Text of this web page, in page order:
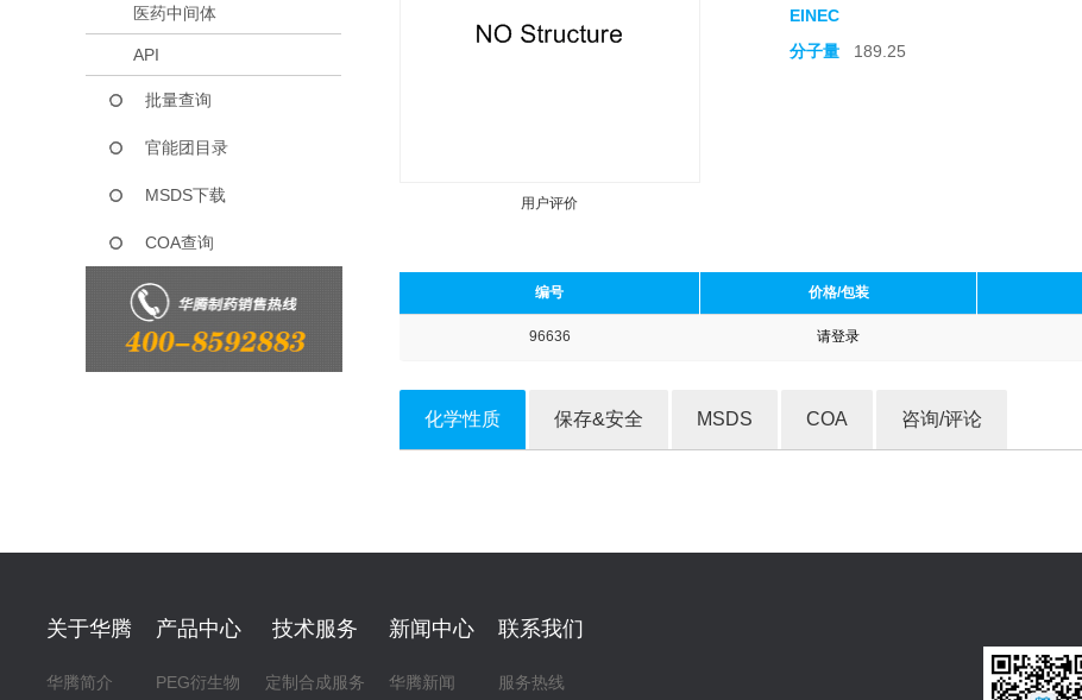
医药中间体
API
批量查询
官能团目录
MSDS下载
COA查询
用户评价
EINEC
分子量 189.25
编号 价格/包装
96636 请登录
化学性质 保存&安全 MSDS COA 咨询/评论
关于华腾
华腾简介
产品中心
PEG衍生物
技术服务
定制合成服务
新闻中心
华腾新闻
联系我们
服务热线